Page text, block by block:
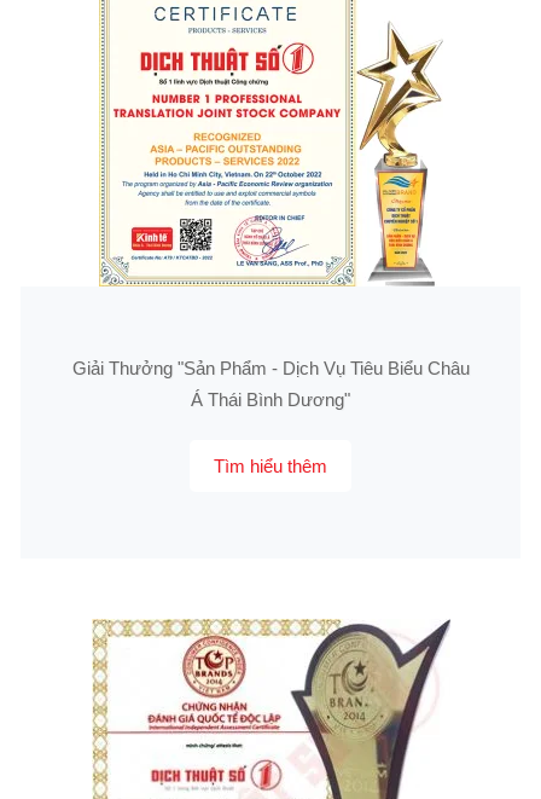
Giải Thưởng "Sản Phẩm - Dịch Vụ Tiêu Biểu Châu
Á Thái Bình Dương"
Tìm hiểu thêm